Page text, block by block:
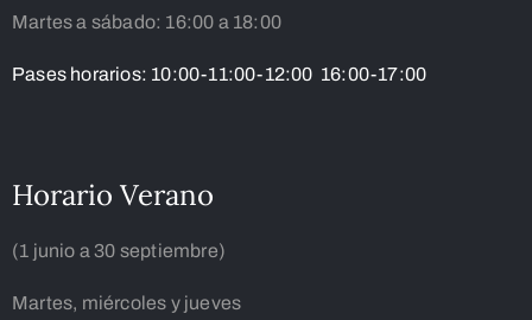
Martes a sábado: 16:00 a 18:00
Pases horarios: 10:00-11:00-12:00 16:00-17:00
Horario Verano
(1 junio a 30 septiembre)
Martes, miércoles y jueves